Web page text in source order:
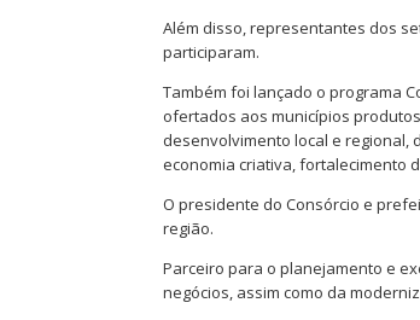
Além disso, representantes dos
participaram.
Também foi lançado o programa
ofertados aos municípios
desenvolvimento local e regional,
economia criativa, fortalecimento
O presidente do Consórcio e
região.
Parceiro para o planejamento e
negócios, assim como da